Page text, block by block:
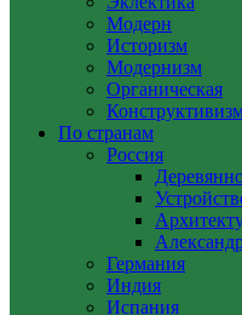
Модерн
Историзм
Модернизм
Органическая
По странам
Россия
Германия
Индия
Испания